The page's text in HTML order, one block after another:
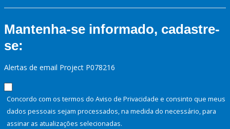
Mantenha-se informado, cadastre-
se:
Alertas de email Project P078216
Concordo com os termos do Aviso de Privacidade e consinto que meus
dados pessoais sejam processados, na medida do necessário, para
assinar as atualizações selecionadas.